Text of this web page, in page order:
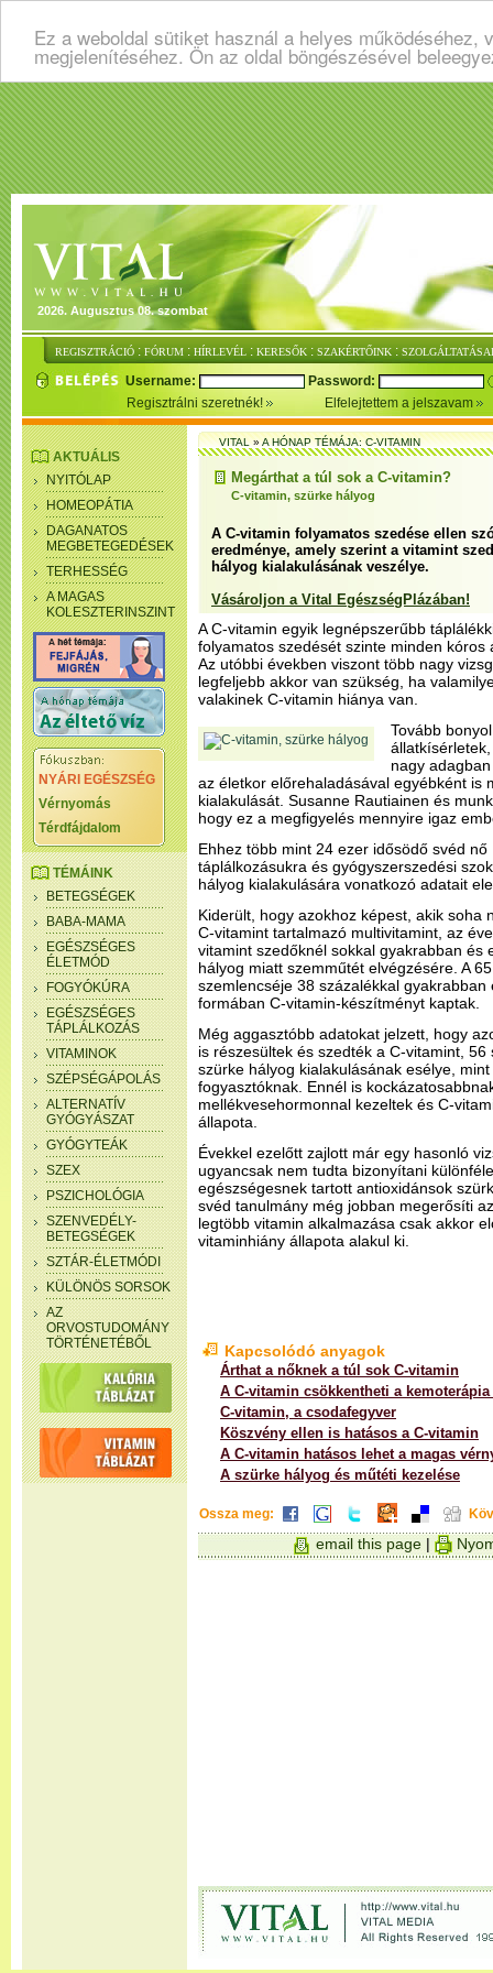
Ez a weboldal sütiket használ a helyes
megjelenítéséhez. Ön az oldal böngészésével
2026. Augusztus 08. szombat
REGISZTRÁCIÓ : FÓRUM : HÍRLEVÉL : KERESŐK : SZAKÉRTŐINK :
Username:
Password:
Regisztrálni szeretnék!
Elfelejtettem a jelszavam
AKTUÁLIS
NYITÓLAP
HOMEOPÁTIA
DAGANATOS
MEGBETEGEDÉSEK
TERHESSÉG
A MAGAS
KOLESZTERINSZINT
NYÁRI EGÉSZSÉG
Vérnyomás
Térdfájdalom
TÉMÁINK
BETEGSÉGEK
BABA-MAMA
EGÉSZSÉGES
ÉLETMÓD
FOGYÓKÚRA
EGÉSZSÉGES
TÁPLÁLKOZÁS
VITAMINOK
SZÉPSÉGÁPOLÁS
ALTERNATÍV
GYÓGYÁSZAT
GYÓGYTEÁK
SZEX
PSZICHOLÓGIA
SZENVEDÉLY-
BETEGSÉGEK
SZTÁR-ÉLETMÓDI
KÜLÖNÖS SORSOK
AZ
ORVOSTUDOMÁNY
TÖRTÉNETÉBŐL
VITAL»A HÓNAP TÉMÁJA: C-VITAMIN
Megárthat a túl sok a C-vitamin?
C-vitamin, szürke hályog
A C-vitamin folyamatos szedése ellen
eredménye, amely szerint a vitamint
hályog kialakulásának veszélye.
Vásároljon a Vital EgészségPlázában!
A C-vitamin egyik legnépszerűbb
folyamatos szedését szinte minden
Az utóbbi években viszont több nagy
legfeljebb akkor van szükség, ha
valakinek C-vitamin hiánya van.
Tovább
nagy
az életkor előrehaladásával egyébként is
kialakulását. Susanne Rautiainen és
hogy ez a megfigyelés mennyire igaz
Ehhez több mint 24 ezer idősödő svéd
táplálkozásukra és gyógyszerszedési
hályog kialakulására vonatkozó adatait
Kiderült, hogy azokhoz képest, akik soha
C-vitamint tartalmazó multivitamint, az
vitamint szedőknél sokkal gyakrabban és
hályog miatt szemműtét elvégzésére. A
szemlencséje 38 százalékkal
formában C-vitamin-készítményt kaptak.
Még aggasztóbb adatokat jelzett, hogy
is részesültek és szedték a C-vitamint,
szürke hályog kialakulásának esélye,
fogyasztóknak. Ennél is
mellékvesehormonnal kezeltek és C-
állapota.
Évekkel ezelőtt zajlott már egy hasonló
ugyancsak nem tudta bizonyítani
egészségesnek tartott antioxidánsok
svéd tanulmány még jobban megerősíti
legtöbb vitamin alkalmazása csak akkor
vitaminhiány állapota alakul ki.
Kapcsolódó anyagok
Árthat a nőknek a túl sok C-vitamin
A C-vitamin csökkentheti a
C-vitamin, a csodafegyver
Köszvény ellen is hatásos a C-vitamin
A C-vitamin hatásos lehet a magas
A szürke hályog és műtéti kezelése
Ossza meg:
email this page |